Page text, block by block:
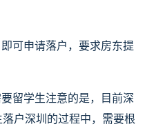
可申请落户，要求房东提
留学生注意的是，目前深
户深圳的过程中，需要根